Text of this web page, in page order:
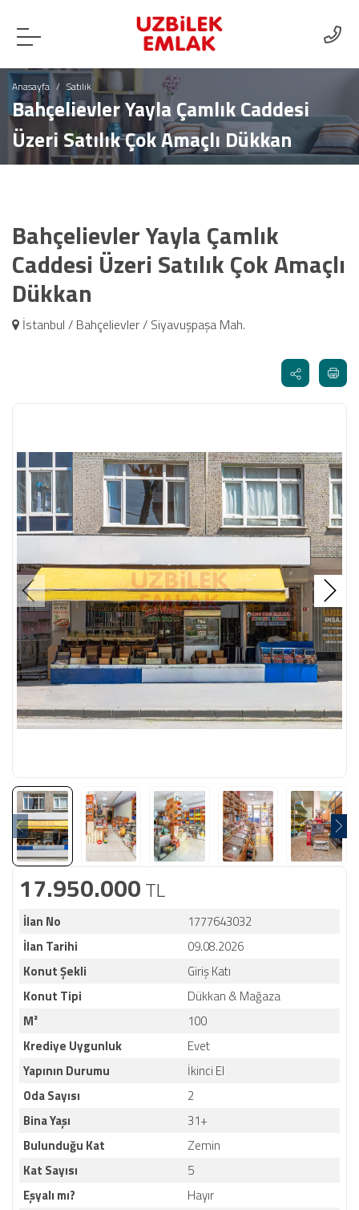
Anasayfa Satılık
Bahçelievler Yayla Çamlık Caddesi
Üzeri Satılık Çok Amaçlı Dükkan
Bahçelievler Yayla Çamlık
Caddesi Üzeri Satılık Çok Amaçlı
Dükkan
İstanbul / Bahçelievler / Siyavuşpaşa Mah.
17.950.000TL
İlan No
İlan Tarihi
Konut Şekli
Konut Tipi
M²
Krediye Uygunluk
Yapının Durumu
Oda Sayısı
Bina Yaşı
Bulunduğu Kat
Kat Sayısı
Eşyalı mı?
1777643032
09.08.2026
Giriş Katı
Dükkan & Mağaza
100
Evet
İkinci El
2
31+
Zemin
5
Hayır